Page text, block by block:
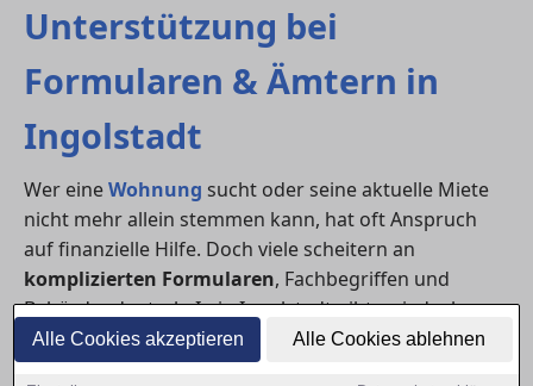
Alle Cookies akzeptieren Alle Cookies ablehnen
Unterstützung bei
Formularen & Ämtern in
Ingolstadt
Wer eineWohnung sucht oder seine aktuelle Miete
nicht mehr allein stemmen kann, hat oft Anspruch
auf finanzielle Hilfe. Doch viele scheitern an
komplizierten Formularen, Fachbegriffen und
Behördendeutsch. In in Ingolstadt gibt es jedoch
verschiedene Stellen, die dich beim Ausfüllen von
Anträgen und im Kontakt mit Ämtern unterstützen –